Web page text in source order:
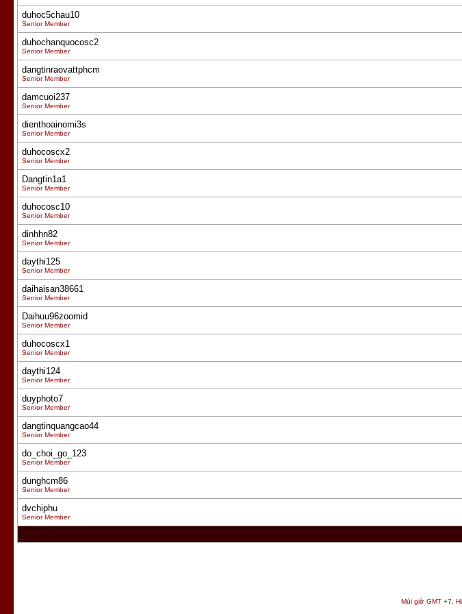
duhoc5chau10
Senior Member
duhochanquocosc2
Senior Member
dangtinraovattphcm
Senior Member
damcuoi237
Senior Member
dienthoainomi3s
Senior Member
duhocoscx2
Senior Member
Dangtin1a1
Senior Member
duhocosc10
Senior Member
dinhhn82
Senior Member
daythi125
Senior Member
daihaisan38661
Senior Member
Daihuu96zoomid
Senior Member
duhocoscx1
Senior Member
daythi124
Senior Member
duyphoto7
Senior Member
dangtinquangcao44
Senior Member
do_choi_go_123
Senior Member
dunghcm86
Senior Member
dvchiphu
Senior Member
Múi giờ GMT +7.